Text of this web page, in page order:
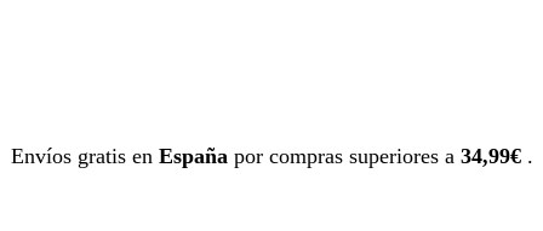
Envíos gratis en España por compras superiores a 34,99€.